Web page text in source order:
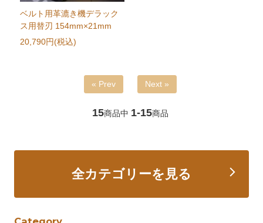
ベルト用革漉き機デラック
ス用替刃 154mm×21mm
20,790円(税込)
« Prev Next »
15商品中 1-15商品
全カテゴリーを見る